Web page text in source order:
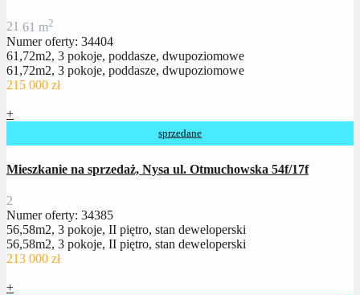
21 61 m2
Numer oferty: 34404
61,72m2, 3 pokoje, poddasze, dwupoziomowe
61,72m2, 3 pokoje, poddasze, dwupoziomowe
215 000 zł
+
sprzedane
Mieszkanie na sprzedaż, Nysa ul. Otmuchowska 54f/17f
2
Numer oferty: 34385
56,58m2, 3 pokoje, II piętro, stan deweloperski
56,58m2, 3 pokoje, II piętro, stan deweloperski
213 000 zł
+